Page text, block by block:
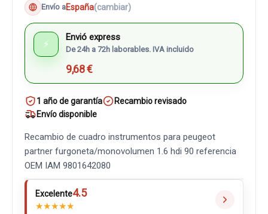
Envío aEspaña(cambiar)
⚡
Envió express
De 24h a 72h laborables. IVA incluido
9,68 €
1 año de garantía
Recambio revisado
Envío disponible
Recambio de cuadro instrumentos para peugeot
partner furgoneta/monovolumen 1.6 hdi 90 referencia
OEM IAM 9801642080
Excelente4.5
★★★★★